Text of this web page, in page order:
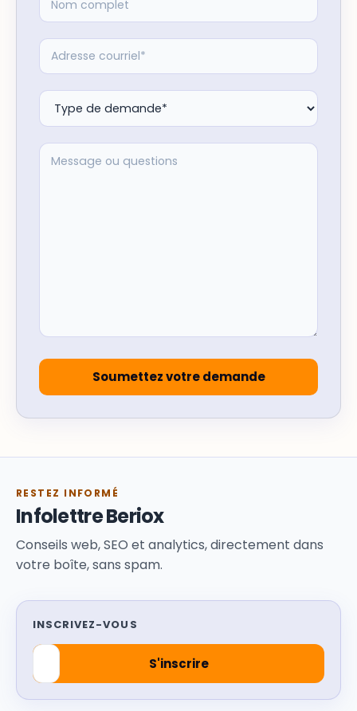
ADRESSE COURRIEL
TYPE DE DEMANDE
MESSAGE OU QUESTIONS
RESTEZ INFORMÉ
Infolettre Beriox
Conseils web, SEO et analytics, directement dans
votre boîte, sans spam.
INSCRIVEZ-VOUS